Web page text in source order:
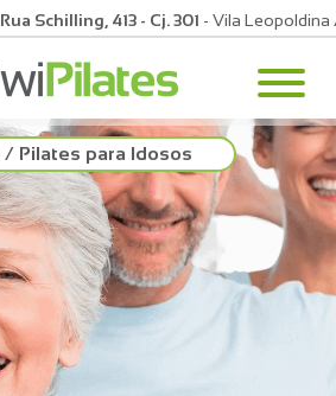
Rua Schilling, 413 - Cj. 301 - Vila Leopoldina
/ Pilates para Idosos